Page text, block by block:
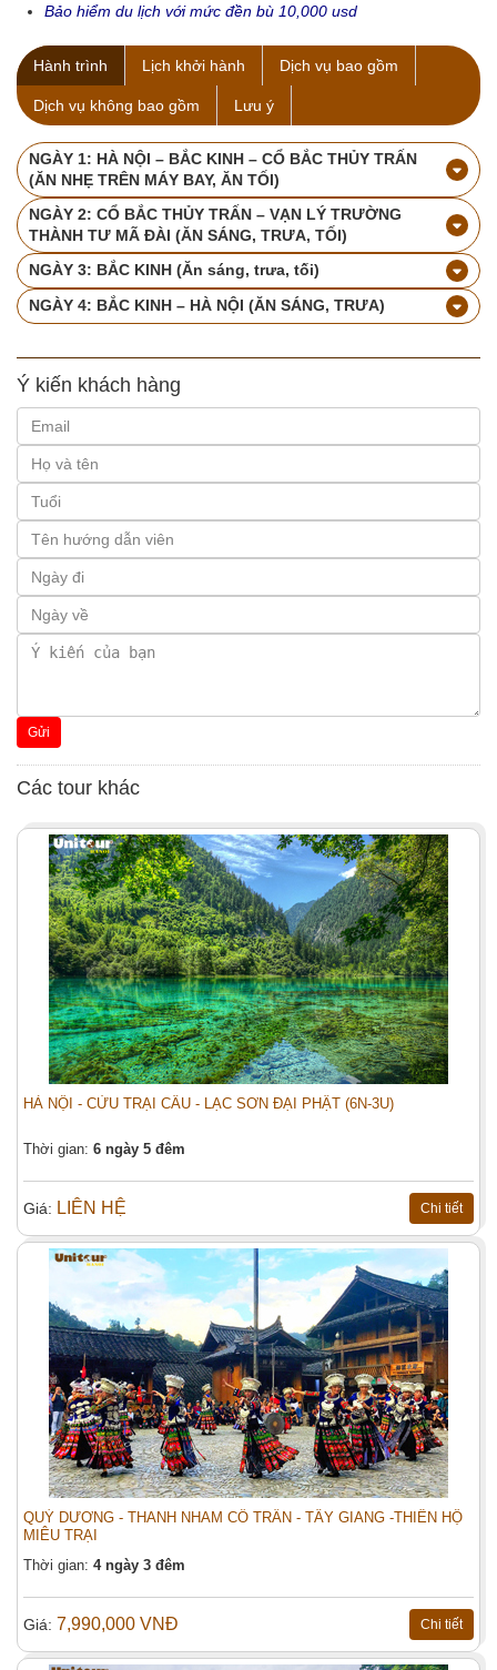
Bảo hiểm du lịch với mức đền bù 10,000 usd
Hành trình Lịch khởi hành Dịch vụ bao gồm
Dịch vụ không bao gồm Lưu ý
NGÀY 1: HÀ NỘI – BẮC KINH – CỔ BẮC THỦY TRẤN
(ĂN NHẸ TRÊN MÁY BAY, ĂN TỐI)
NGÀY 2: CỔ BẮC THỦY TRẤN – VẠN LÝ TRƯỜNG
THÀNH TƯ MÃ ĐÀI (ĂN SÁNG, TRƯA, TỐI)
NGÀY 3: BẮC KINH (Ăn sáng, trưa, tối)
NGÀY 4: BẮC KINH – HÀ NỘI (ĂN SÁNG, TRƯA)
Ý kiến khách hàng
Gửi
Các tour khác
HÀ NỘI - CỬU TRẠI CÂU - LẠC SƠN ĐẠI PHẬT (6N-3U)
Thời gian: 6 ngày 5 đêm
Giá: LIÊN HỆ Chi tiết
QUÝ DƯƠNG - THANH NHAM CỔ TRẤN - TÂY GIANG -THIÊN HỘ
MIÊU TRẠI
Thời gian: 4 ngày 3 đêm
Giá: 7,990,000 VNĐ Chi tiết
Đặt tour:
Bắc Kinh - Vạn Lý Trường Thành - Cổ
Họ tên (*)
Điện thoại:
Email (*):